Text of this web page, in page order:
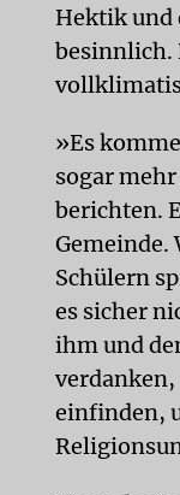
Hektik und
besinnlich.
»Es
sogar
berichten.
Gemeinde.
Schülern
es sicher
ihm und
verdanken,
einfinden,